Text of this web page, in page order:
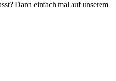
Dann einfach mal auf unserem